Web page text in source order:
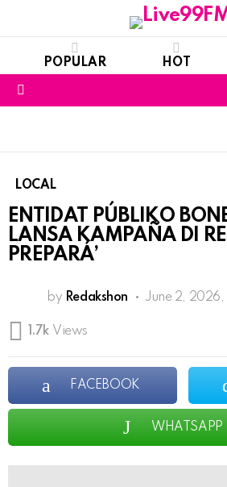
POPULAR HOT
LOCAL
ENTIDAT PÚBLIKO
LANSA KAMPAÑA DI
PREPARÁ’
by Redakshon June 2, 2026,
1.7k Views
FACEBOOK
WHATSAPP